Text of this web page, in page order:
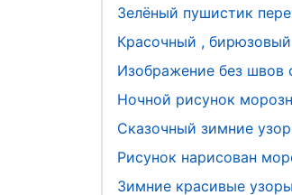
Зелёный пушистик
Красочный ,
Изображение без швов
Ночной рисунок
Сказочный зимние
Рисунок нарисован
Зимние красивые